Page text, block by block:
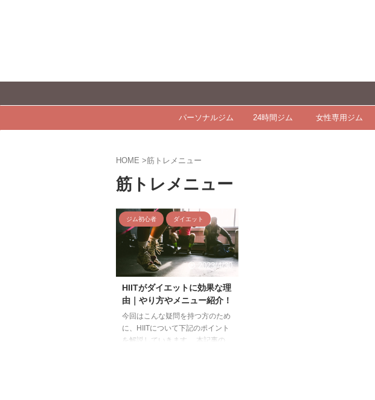
パーソナルジム 24時間ジム 女性専用ジム
HOME >筋トレメニュー
筋トレメニュー
ジム初心者 ダイエット
2023/4/30
HIITがダイエットに効果な理
由｜やり方やメニュー紹介！
今回はこんな疑問を持つ方のため
に、HIITについて下記のポイント
を解説していきます。 本記事の